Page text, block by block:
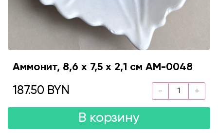
Аммонит, 8,6 х 7,5 х 2,1 см AM-0048
187.50 BYN
В корзину